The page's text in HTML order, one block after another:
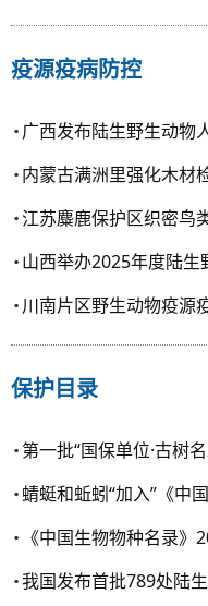
疫源疫病防控
广西发布陆生野生动物
内蒙古满洲里强化木材
江苏麋鹿保护区织密鸟
保护目录
第一批“国保单位·古树
蜻蜓和蚯蚓“加入”《中